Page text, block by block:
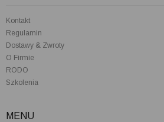
Kontakt
Regulamin
Dostawy & Zwroty
O Firmie
RODO
Szkolenia
MENU